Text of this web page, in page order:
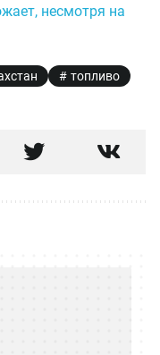
несмотря на
топливо